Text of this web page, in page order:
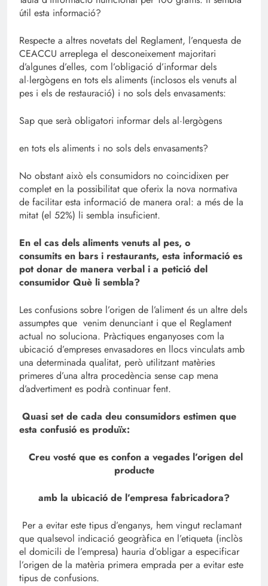
útil esta informació?
Respecte a altres novetats del Reglament, l’enquesta de
CEACCU arreplega el desconeixement majoritari
d’algunes d’elles, com l’obligació d’informar dels
al·lergògens en tots els aliments (inclosos els venuts al
pes i els de restauració) i no sols dels envasaments:
Sap que serà obligatori informar dels al·lergògens
en tots els aliments i no sols dels envasaments?
No obstant això els consumidors no coincidixen per
complet en la possibilitat que oferix la nova normativa
de facilitar esta informació de manera oral: a més de la
mitat (el 52%) li sembla insuficient.
En el cas dels aliments venuts al pes, o
consumits en bars i restaurants, esta informació es
pot donar de manera verbal i a petició del
consumidor Què li sembla?
Les confusions sobre l’origen de l’aliment és un altre dels
assumptes que venim denunciant i que el Reglament
actual no soluciona. Pràctiques enganyoses com la
ubicació d’empreses envasadores en llocs vinculats amb
una determinada qualitat, però utilitzant matèries
primeres d’una altra procedència sense cap mena
d’advertiment es podrà continuar fent.
Quasi set de cada deu consumidors estimen que
esta confusió es produïx:
Creu vosté que es confon a vegades l’origen del
producte
amb la ubicació de l’empresa fabricadora?
Per a evitar este tipus d’enganys, hem vingut reclamant
que qualsevol indicació geogràfica en l’etiqueta (inclòs
el domicili de l’empresa) hauria d’obligar a especificar
l’origen de la matèria primera emprada per a evitar este
tipus de confusions.